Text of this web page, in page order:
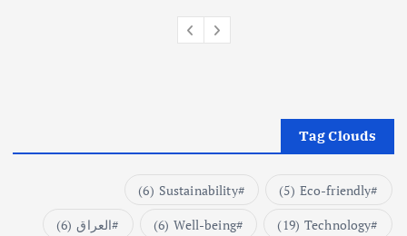
Tag Clouds
Eco-friendly
(5)
Sustainability
(6)
Technology
(19)
Well-being
(6) العراق (6)